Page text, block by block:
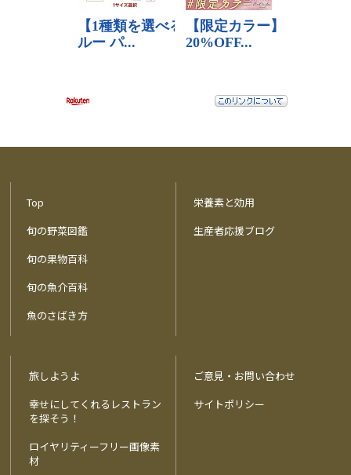
Top
旬の野菜図鑑
旬の果物百科
旬の魚介百科
魚のさばき方
栄養素と効用
生産者応援ブログ
旅しようよ
幸せにしてくれるレストラン
を探そう！
ロイヤリティーフリー画像素
材
ご意見・お問い合わせ
サイトポリシー